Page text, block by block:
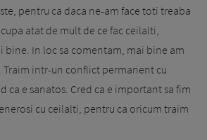
pentru ca daca ne-am face toti treaba
atat de mult de ce fac ceilalti,
bine. In loc sa comentam, mai bine am
Traim intr-un conflict permanent cu
ca e sanatos. Cred ca e important sa fim
cu ceilalti, pentru ca oricum traim